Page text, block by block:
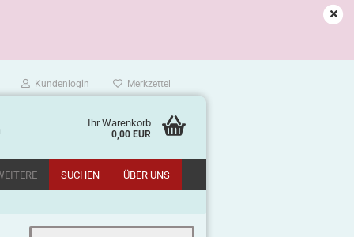
Kundenlogin Merkzettel
Ihr Warenkorb
0,00 EUR
SUCHEN ÜBER UNS